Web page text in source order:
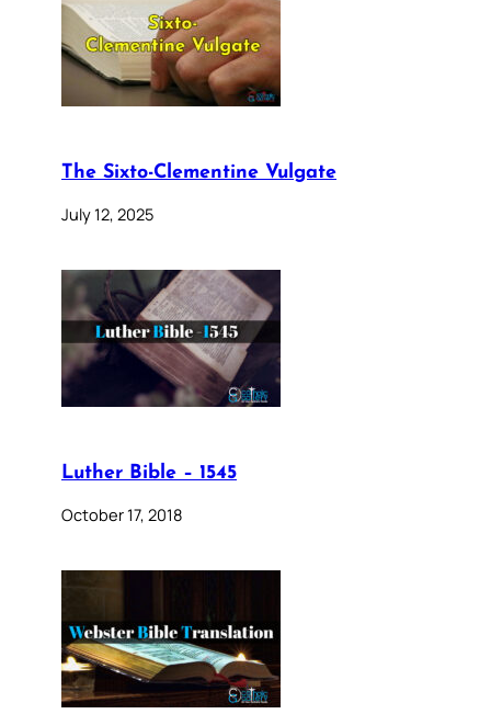
The Sixto-Clementine Vulgate
July 12, 2025
Luther Bible – 1545
October 17, 2018